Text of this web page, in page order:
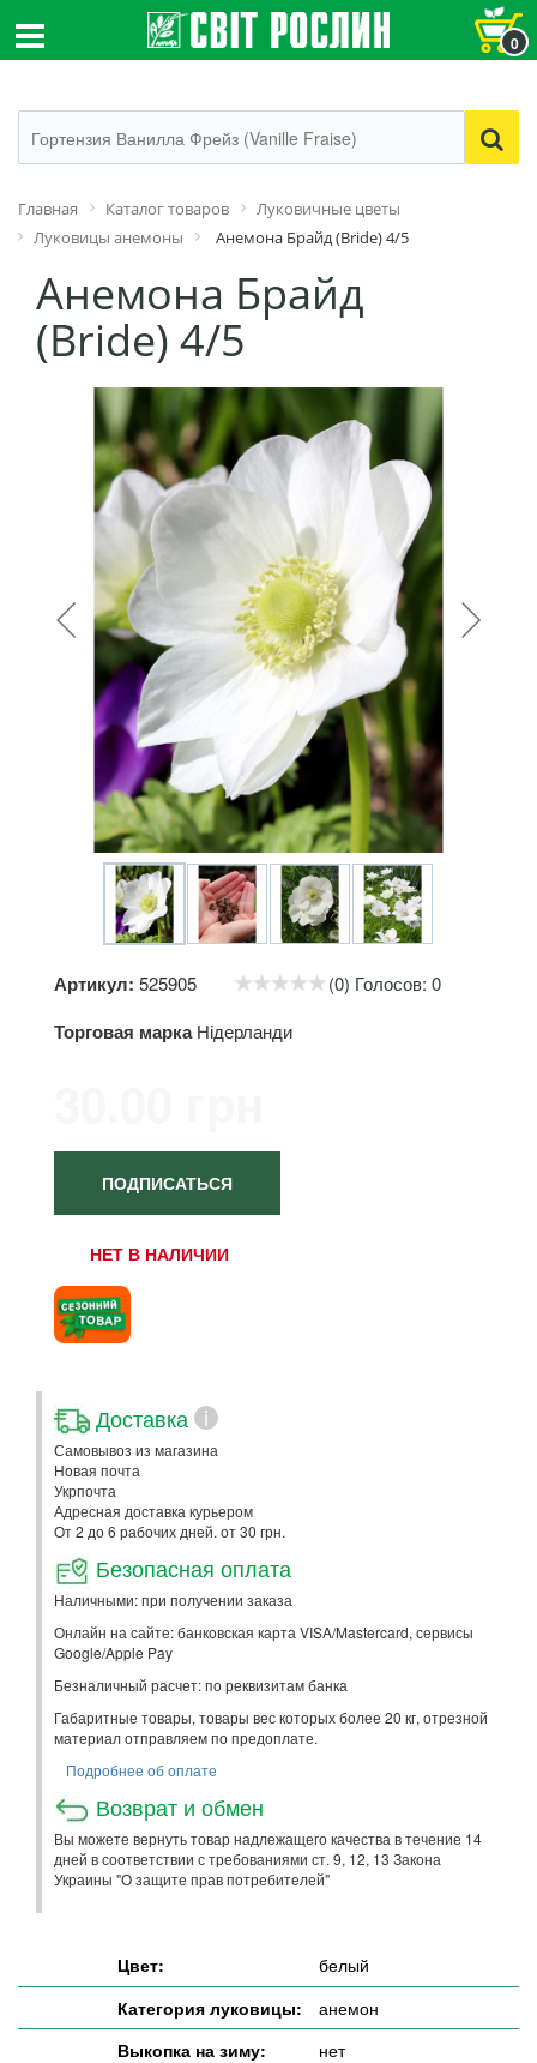
0
Главная Каталог товаров
Луковичные цветы
Луковицы анемоны
Анемона Брайд (Bride) 4/5
Анемона Брайд
(Bride) 4/5
Артикул: 525905 (0) Голосов: 0
Торговая марка Нідерланди
ПОДПИСАТЬСЯ
НЕТ В НАЛИЧИИ
Доставка i
Самовывоз из магазина
Новая почта
Укрпочта
Адресная доставка курьером
От 2 до 6 рабочих дней. от 30 грн.
Безопасная оплата
Наличными: при получении заказа
Онлайн на сайте: банковская карта VISA/Mastercard, сервисы
Google/Apple Pay
Безналичный расчет: по реквизитам банка
Габаритные товары, товары вес которых более 20 кг, отрезной
материал отправляем по предоплате.
Подробнее об оплате
Возврат и обмен
Вы можете вернуть товар надлежащего качества в течение 14
дней в соответствии с требованиями ст. 9, 12, 13 Закона
Украины "О защите прав потребителей"
Цвет:
белый
Категория луковицы:
анемон
Выкопка на зиму:
нет